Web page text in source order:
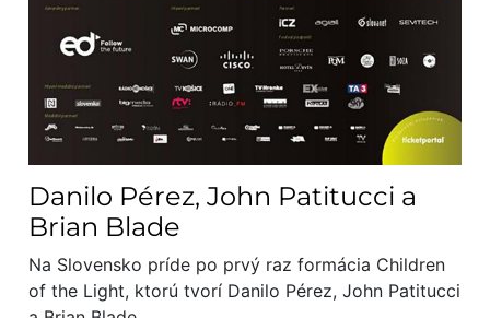
Danilo Pérez, John Patitucci a
Brian Blade
Na Slovensko príde po prvý raz formácia Children
of the Light, ktorú tvorí Danilo Pérez, John Patitucci